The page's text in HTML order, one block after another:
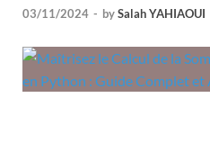
03/11/2024 - bySalah YAHIAOUI